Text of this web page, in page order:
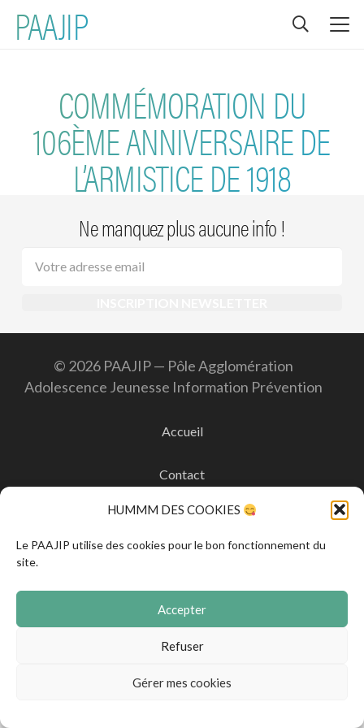
HUMMM DES COOKIES
Le PAAJIP utilise des cookies pour le bon fonctionnement du
site.
Accepter
Refuser
Gérer mes cookies
PAAJIP
COMMÉMORATION DU
106ÈME ANNIVERSAIRE DE
L’ARMISTICE DE 1918
Ne manquez plus aucune info !
© 2026 PAAJIP — Pôle Agglomération
Adolescence Jeunesse Information Prévention
Accueil
Contact
Mentions légales
Politique de confidentialité
Politique de cookies